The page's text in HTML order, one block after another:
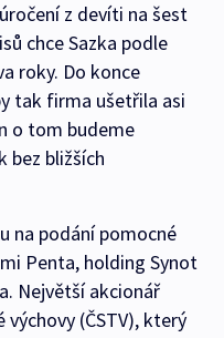
z devíti na šest
chce Sazka podle
roky. Do konce
tak firma ušetřila asi
o tom budeme
bez bližších
na podání pomocné
Penta, holding Synot
Největší akcionář
(ČSTV), který